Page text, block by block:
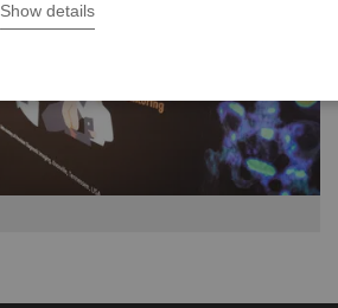
Show details